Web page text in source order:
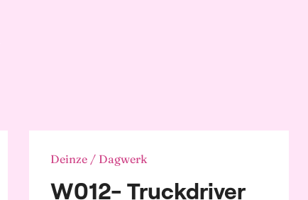
Services
Deinze / Dagwerk
W012- Truckdriver